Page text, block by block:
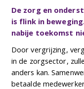
De zorg en
is flink in
nabije toekomst
Door vergrijzing,
in de zorgsector,
anders kan.
betaalde